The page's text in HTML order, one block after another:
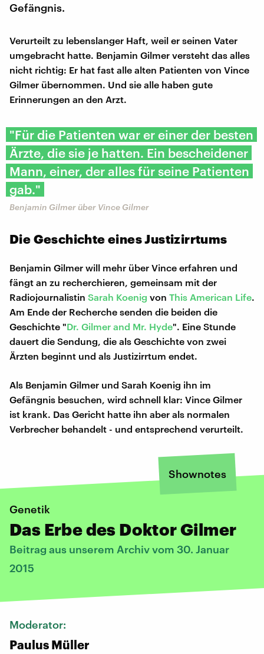
Gefängnis.
Verurteilt zu lebenslanger Haft, weil er seinen Vater
umgebracht hatte. Benjamin Gilmer versteht das alles
nicht richtig: Er hat fast alle alten Patienten von Vince
Gilmer übernommen. Und sie alle haben gute
Erinnerungen an den Arzt.
"Für die Patienten war er einer der besten
Ärzte, die sie je hatten. Ein bescheidener
Mann, einer, der alles für seine Patienten
gab."
Benjamin Gilmer über Vince Gilmer
Die Geschichte eines Justizirrtums
Benjamin Gilmer will mehr über Vince erfahren und
fängt an zu recherchieren, gemeinsam mit der
Radiojournalistin Sarah Koenig von This American Life.
Am Ende der Recherche senden die beiden die
Geschichte "Dr. Gilmer and Mr. Hyde". Eine Stunde
dauert die Sendung, die als Geschichte von zwei
Ärzten beginnt und als Justizirrtum endet.
Als Benjamin Gilmer und Sarah Koenig ihn im
Gefängnis besuchen, wird schnell klar: Vince Gilmer
ist krank. Das Gericht hatte ihn aber als normalen
Verbrecher behandelt - und entsprechend verurteilt.
Shownotes
Genetik
Das Erbe des Doktor Gilmer
Beitrag aus unserem Archiv vom 30. Januar
2015
Moderator:
Paulus Müller